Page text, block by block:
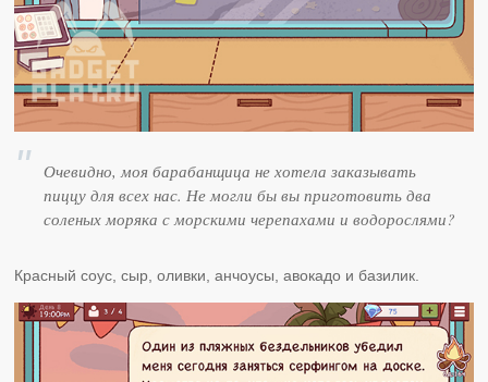
Очевидно, моя барабанщица не хотела заказывать
пиццу для всех нас. Не могли бы вы приготовить два
соленых моряка с морскими черепахами и водорослями?
Красный соус, сыр, оливки, анчоусы, авокадо и базилик.